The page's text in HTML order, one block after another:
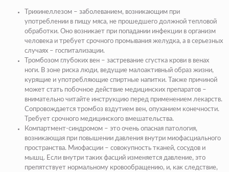
Трихинеллезом – заболеванием, возникающим при
употреблении в пищу мяса, не прошедшего должной тепловой
обработки. Оно возникает при попадании инфекции в организм
человека и требует срочного промывания желудка, а в серьезных
случаях – госпитализации.
Тромбозом глубоких вен – застревание сгустка крови в венах
ноги. В зоне риска люди, ведущие малоактивный образ жизни,
курящие и употребляющие спиртные напитки. Также причиной
может стать побочное действие медицинских препаратов –
внимательно читайте инструкцию перед применением лекарств.
Сопровождается тромбоз вздутием вен, опуханием конечности.
Требует срочного медицинского вмешательства.
Компартмент-синдромом – это очень опасная патология,
возникающая при повышении давления внутри миофасциального
пространства. Миофасции – совокупность тканей, сосудов и
мышц. Если внутри таких фасций изменяется давление, это
препятствует нормальному кровообращению, и, как следствие,